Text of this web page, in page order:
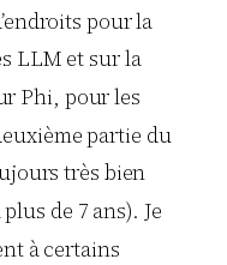
pour la
LLM et sur la
Phi, pour les
partie du
très bien
de 7 ans). Je
à certains